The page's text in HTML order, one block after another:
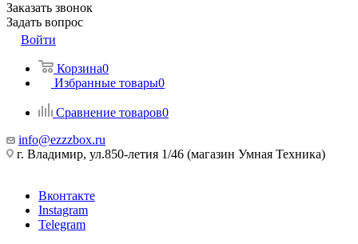
Заказать звонок
Задать вопрос
Войти
Корзина0
Избранные товары0
Сравнение товаров0
info@ezzzbox.ru
г. Владимир, ул.850-летия 1/46 (магазин Умная Техника)
Вконтакте
Instagram
Telegram